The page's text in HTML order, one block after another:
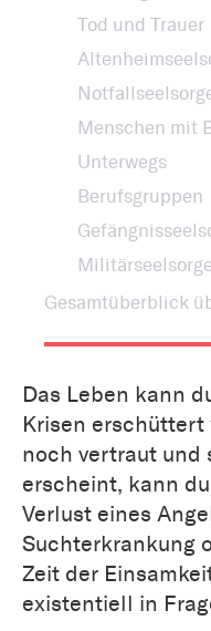
Tod und Trauer
Menschen mit
Unterwegs
Berufsgruppen
Militärseelsorge
Gesamtüberblick
Das Leben kann
Krisen erschüttert
noch vertraut
erscheint, kann
Verlust eines
Suchterkrankung
Zeit der
existentiell in